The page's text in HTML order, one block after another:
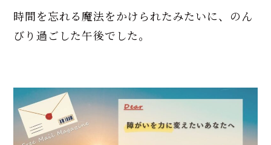
時間を忘れる魔法をかけられたみたいに、のん
びり過ごした午後でした。